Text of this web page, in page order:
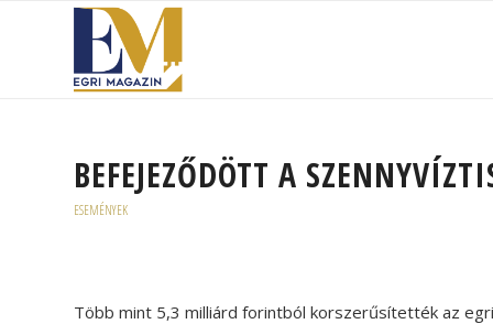
BEFEJEZŐDÖTT A
ESEMÉNYEK
Több mint 5,3 milliárd forintból korszerűsítették az